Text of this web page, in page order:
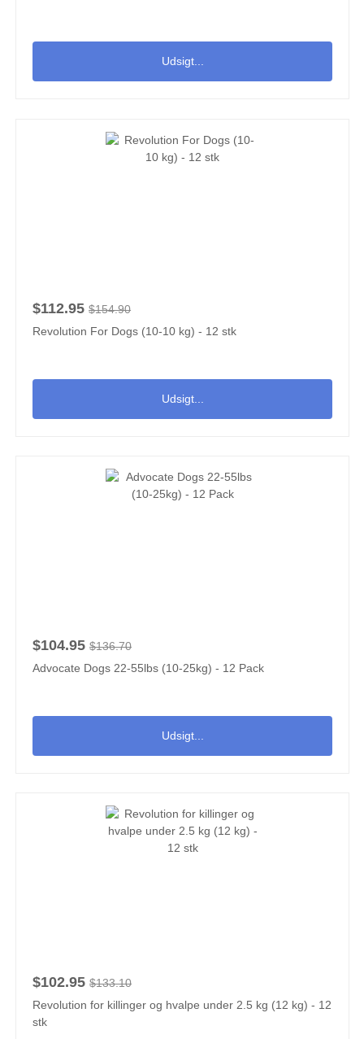
Udsigt...
$112.95 $154.90
Revolution For Dogs (10-10 kg) - 12 stk
Udsigt...
$104.95 $136.70
Advocate Dogs 22-55lbs (10-25kg) - 12 Pack
Udsigt...
$102.95 $133.10
Revolution for killinger og hvalpe under 2.5 kg (12 kg) - 12
stk